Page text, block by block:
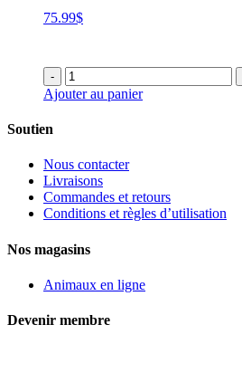
75.99$
-
Ajouter au panier
Soutien
Nous contacter
Livraisons
Commandes et retours
Conditions et règles d’utilisation
Nos magasins
Animaux en ligne
Devenir membre